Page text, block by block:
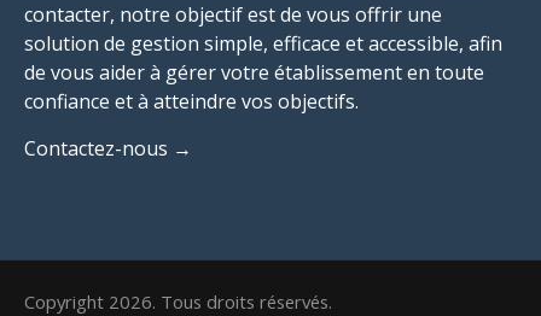
contacter, notre objectif est de vous offrir une
solution de gestion simple, efficace et accessible, afin
de vous aider à gérer votre établissement en toute
confiance et à atteindre vos objectifs.
Contactez-nous →
Copyright 2026. Tous droits réservés.